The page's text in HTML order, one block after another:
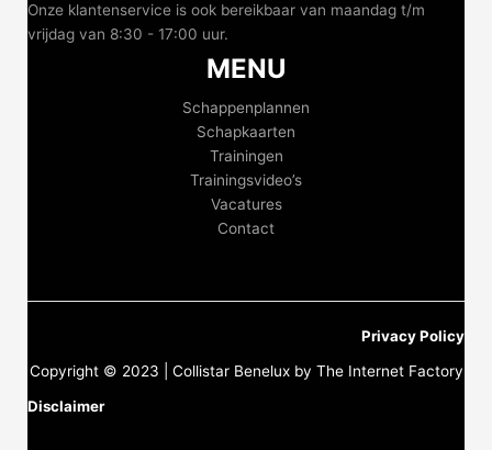
Onze klantenservice is ook bereikbaar van maandag t/m
vrijdag van 8:30 - 17:00 uur.
MENU
Schappenplannen
Schapkaarten
Trainingen
Trainingsvideo’s
Vacatures
Contact
Privacy Policy
Copyright © 2023 | Collistar Benelux by The Internet Factory
Disclaimer